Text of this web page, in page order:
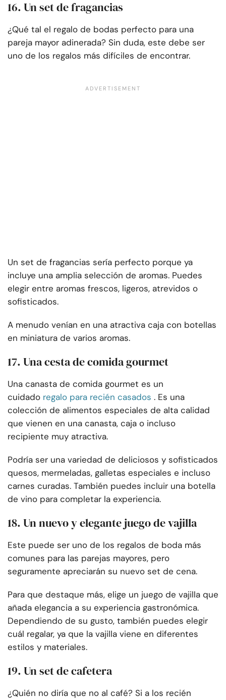
16. Un set de fragancias
¿Qué tal el regalo de bodas perfecto para una
pareja mayor adinerada? Sin duda, este debe ser
uno de los regalos más difíciles de encontrar.
Un set de fragancias sería perfecto porque ya
incluye una amplia selección de aromas. Puedes
elegir entre aromas frescos, ligeros, atrevidos o
sofisticados.
A menudo venían en una atractiva caja con botellas
en miniatura de varios aromas.
17. Una cesta de comida gourmet
Una canasta de comida gourmet es un
cuidado regalo para recién casados . Es una
colección de alimentos especiales de alta calidad
que vienen en una canasta, caja o incluso
recipiente muy atractiva.
Podría ser una variedad de deliciosos y sofisticados
quesos, mermeladas, galletas especiales e incluso
carnes curadas. También puedes incluir una botella
de vino para completar la experiencia.
18. Un nuevo y elegante juego de vajilla
Este puede ser uno de los regalos de boda más
comunes para las parejas mayores, pero
seguramente apreciarán su nuevo set de cena.
Para que destaque más, elige un juego de vajilla que
añada elegancia a su experiencia gastronómica.
Dependiendo de su gusto, también puedes elegir
cuál regalar, ya que la vajilla viene en diferentes
estilos y materiales.
19. Un set de cafetera
¿Quién no diría que no al café? Si a los recién